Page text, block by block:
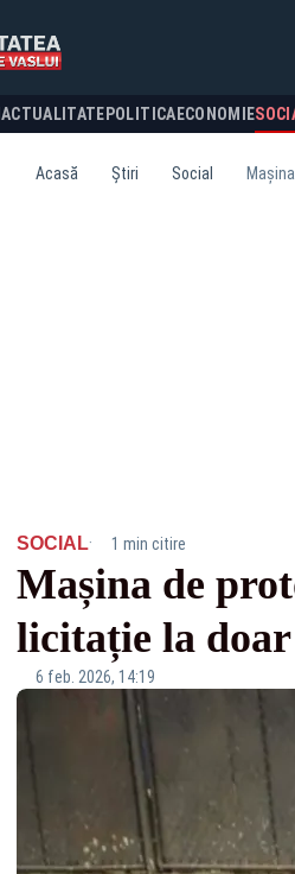
ACTUALITATE POLITICA ECONOMIE
Acasă Știri Social
SOCIAL· 1 min citire
Mașina de
licitație la
6 feb. 2026, 14:19